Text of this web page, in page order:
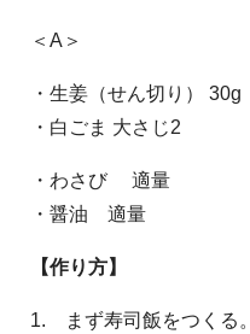
＜A＞
・生姜（せん切り） 30g
・白ごま 大さじ2
・わさび 適量
・醤油 適量
【作り方】
1. まず寿司飯をつくる。